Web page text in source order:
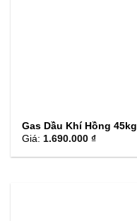
Gas Dầu Khí Hồng 45kg
Giá: 1.690.000 ₫